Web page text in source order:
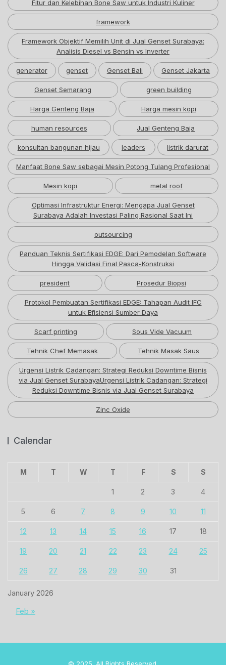
Fitur dan Kelebihan Bone Saw untuk Industri Kuliner
framework
Framework Objektif Memilih Unit di Jual Genset Surabaya:
Analisis Diesel vs Bensin vs Inverter
generator genset Genset Bali Genset Jakarta
Genset Semarang green building
Harga Genteng Baja Harga mesin kopi
human resources Jual Genteng Baja
konsultan bangunan hijau leaders listrik darurat
Manfaat Bone Saw sebagai Mesin Potong Tulang Profesional
Mesin kopi metal roof
Optimasi Infrastruktur Energi: Mengapa Jual Genset
Surabaya Adalah Investasi Paling Rasional Saat Ini
outsourcing
Panduan Teknis Sertifikasi EDGE: Dari Pemodelan Software
Hingga Validasi Final Pasca-Konstruksi
president Prosedur Biopsi
Protokol Pembuatan Sertifikasi EDGE: Tahapan Audit IFC
untuk Efisiensi Sumber Daya
Scarf printing Sous Vide Vacuum
Tehnik Chef Memasak Tehnik Masak Saus
Urgensi Listrik Cadangan: Strategi Reduksi Downtime Bisnis
via Jual Genset SurabayaUrgensi Listrik Cadangan: Strategi
Reduksi Downtime Bisnis via Jual Genset Surabaya
Zinc Oxide
Calendar
January 2026
M T W T F S S
1 2 3 4
5 6 7 8 9 10 11
12 13 14 15 16 17 18
19 20 21 22 23 24 25
26 27 28 29 30 31
Feb »